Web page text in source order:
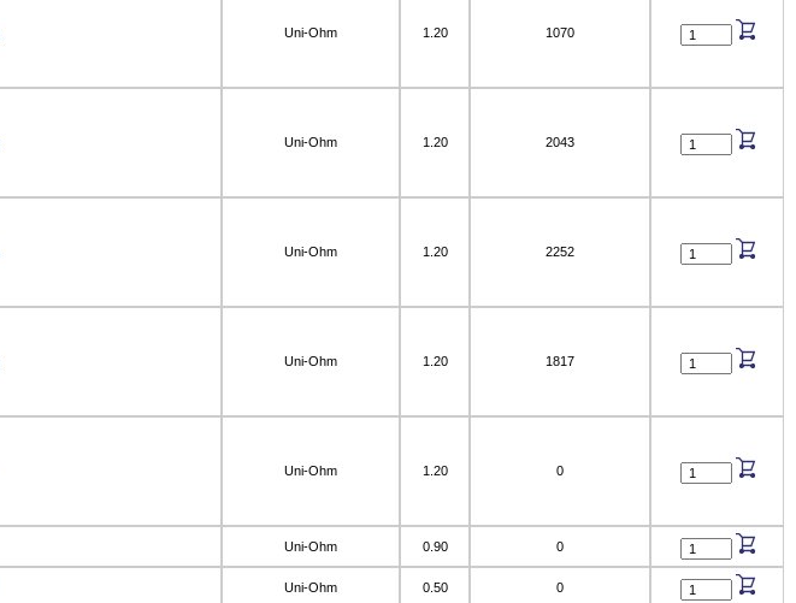
Uni-Ohm 1.20 1070
Uni-Ohm 1.20 2043
Uni-Ohm 1.20 2252
Uni-Ohm 1.20 1817
Uni-Ohm 1.20 0
Uni-Ohm 0.90 0
Uni-Ohm 0.50 0